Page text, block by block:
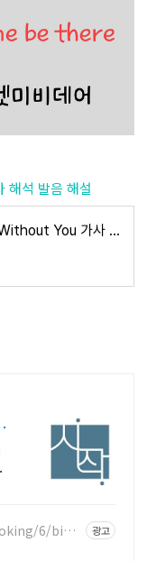
해석 발음 해설
팝송으로 배우는 영어 Without You 가사 해석 발음 해설
6/bize
광고